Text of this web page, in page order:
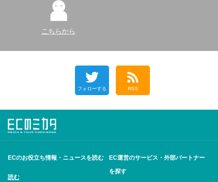
こちらから
フォローする RSS
ECのお役立ち情報・ニュースを読む
読む
EC運営のサービス・外部パートナー
を探す